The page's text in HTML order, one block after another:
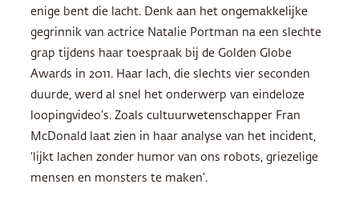
enige bent die lacht. Denk aan het ongemakkelijke
gegrinnik van actrice Natalie Portman na een slechte
grap tijdens haar toespraak bij de Golden Globe
Awards in 2011. Haar lach, die slechts vier seconden
duurde, werd al snel het onderwerp van eindeloze
loopingvideo’s. Zoals cultuurwetenschapper Fran
McDonald laat zien in haar analyse van het incident,
‘lijkt lachen zonder humor van ons robots, griezelige
mensen en monsters te maken’.